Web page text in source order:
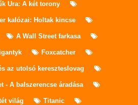
Ura: A két torony
kalózai: Holtak kincse
A Wall Street farkasa
Foxcatcher
az utolsó kereszteslovag
- A balszerencse áradása
világ Titanic